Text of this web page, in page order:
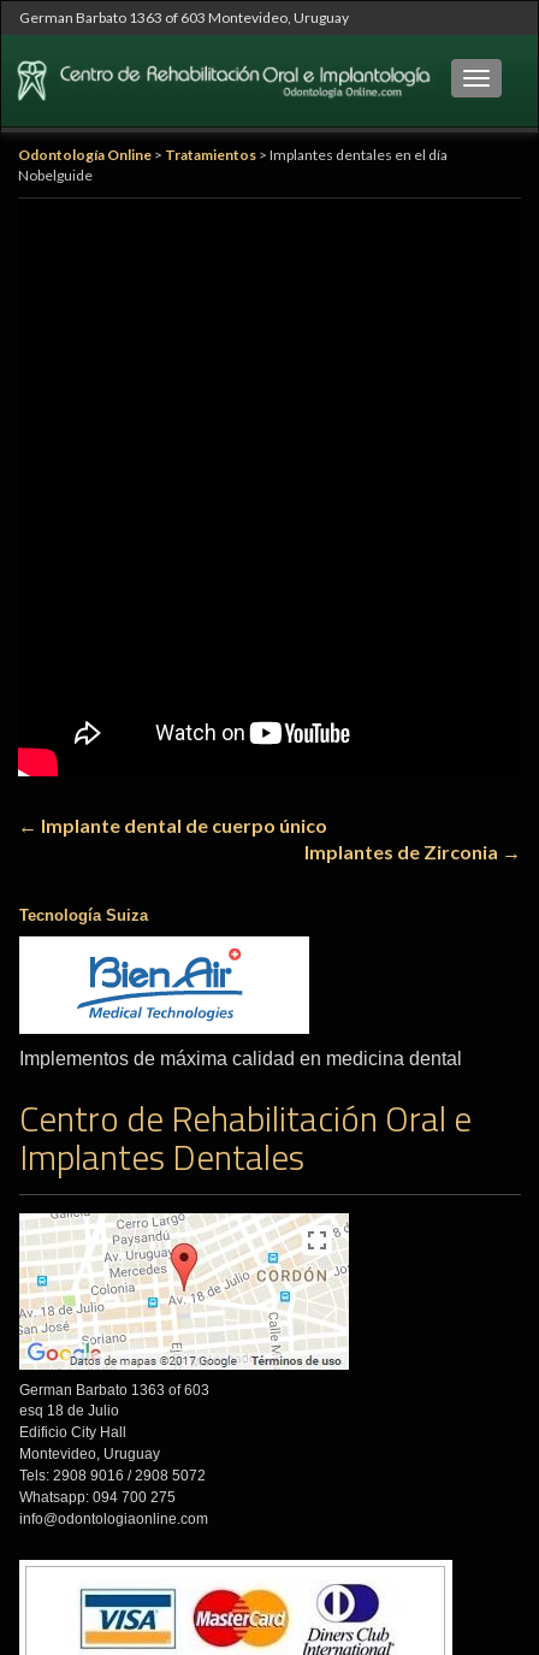
German Barbato 1363 of 603 Montevideo, Uruguay
Odontología Online > Tratamientos > Implantes dentales en el día
Nobelguide
Navegación
entradas
← Implante dental de cuerpo único
Implantes de Zirconia →
Tecnología Suiza
Implementos de máxima calidad en medicina dental
Centro de Rehabilitación Oral e
Implantes Dentales
German Barbato 1363 of 603
esq 18 de Julio
Edificio City Hall
Montevideo, Uruguay
Tels: 2908 9016 / 2908 5072
Whatsapp: 094 700 275
info@odontologiaonline.com